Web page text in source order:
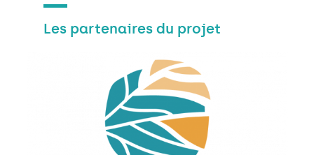
Les partenaires du projet